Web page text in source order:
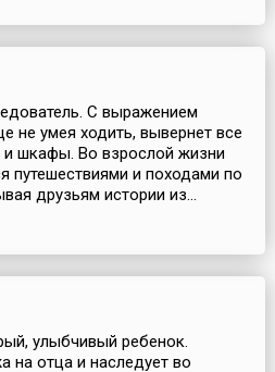
С выражением
не умея ходить, вывернет все
и шкафы. Во взрослой жизни
путешествиями и походами по
друзьям истории из...
улыбчивый ребенок.
на отца и наследует во